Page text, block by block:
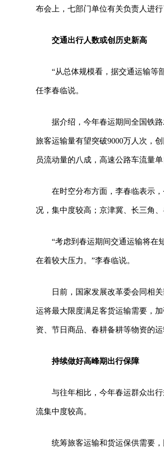
布会上，七部门单位有关负责人进行
交通出行人数或创历史新高
“从总体规模看，据交通运输等
任李春临说。
据介绍，今年春运期间全国铁
旅客运输量有望突破9000万人次，
员流动量的八成，高速公路车流量
在时空分布方面，李春临表示
况，集中度较高；京津冀、长三角
“考虑到春运期间交通运输将在
在着较大压力。”李春临说。
日前，国家发展改革委会同相
运将最大限度满足客货运输需要，
资、节日商品、春耕备耕等物资的运
持续做好高峰期出行保障
与往年相比，今年春运群众出
流集中度较高。
统筹旅客运输和货运保供需要